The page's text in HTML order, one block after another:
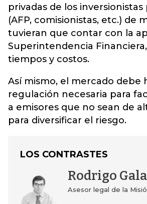
privadas de los
(AFP, comisionistas, etc.) de
tuvieran que contar con la
Superintendencia
tiempos y costos.
Así mismo, el mercado debe
regulación necesaria para
a emisores que no sean de
para diversificar el riesgo.
LOS CONTRASTES
Rodrigo
Asesor legal de la